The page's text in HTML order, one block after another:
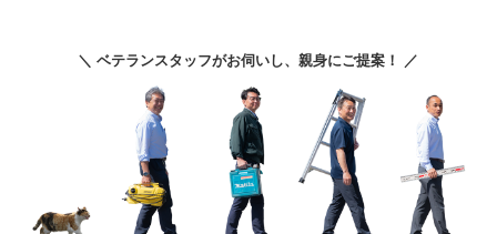
＼ ベテランスタッフがお伺いし、親身にご提案！ ／